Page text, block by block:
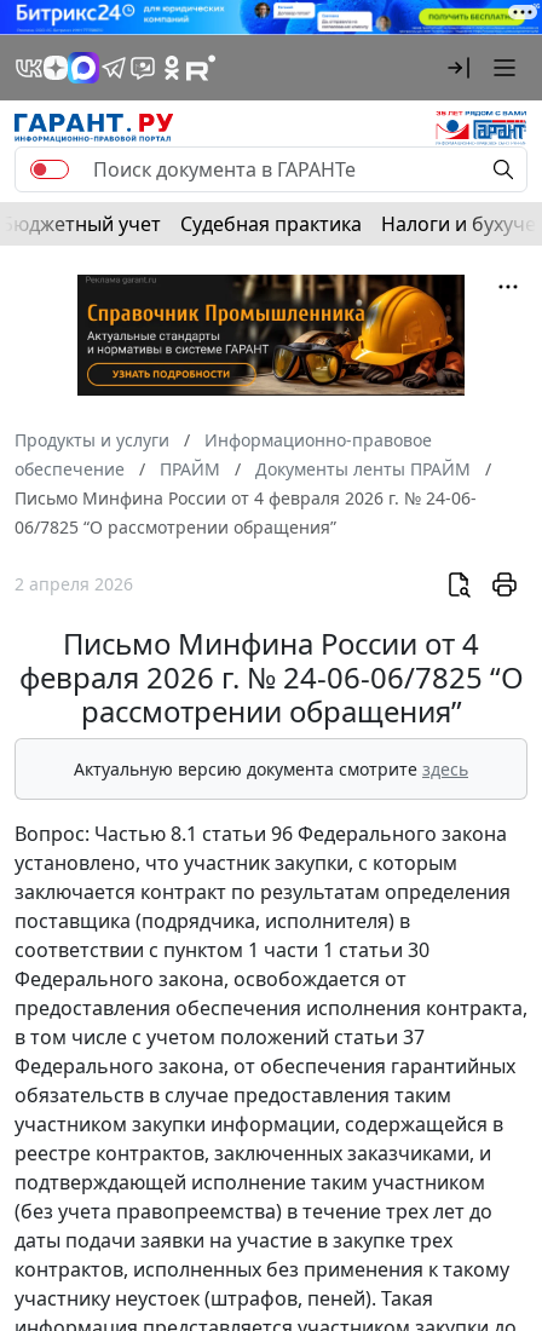
Бюджетный учет Судебная практика Налоги и
Продукты и услуги
Информационно-правовое
обеспечение
ПРАЙМ
Документы ленты ПРАЙМ
Письмо Минфина России от 4 февраля 2026 г. № 24-06-
06/7825 “О рассмотрении обращения”
2 апреля 2026
Письмо Минфина России от 4
февраля 2026 г. № 24-06-06/7825 “О
рассмотрении обращения”
Актуальную версию документа смотрите здесь
Вопрос: Частью 8.1 статьи 96 Федерального закона
установлено, что участник закупки, с которым
заключается контракт по результатам определения
поставщика (подрядчика, исполнителя) в
соответствии с пунктом 1 части 1 статьи 30
Федерального закона, освобождается от
предоставления обеспечения исполнения контракта,
в том числе с учетом положений статьи 37
Федерального закона, от обеспечения гарантийных
обязательств в случае предоставления таким
участником закупки информации, содержащейся в
реестре контрактов, заключенных заказчиками, и
подтверждающей исполнение таким участником
(без учета правопреемства) в течение трех лет до
даты подачи заявки на участие в закупке трех
контрактов, исполненных без применения к такому
участнику неустоек (штрафов, пеней). Такая